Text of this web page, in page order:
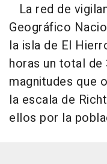
La red de
Geográfico
la isla de El
horas un total
magnitudes que
la escala de
ellos por la